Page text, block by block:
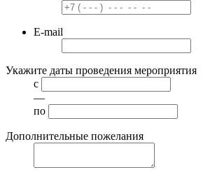
E-mail
Укажите даты проведения мероприятия
с
—
по
Дополнительные пожелания